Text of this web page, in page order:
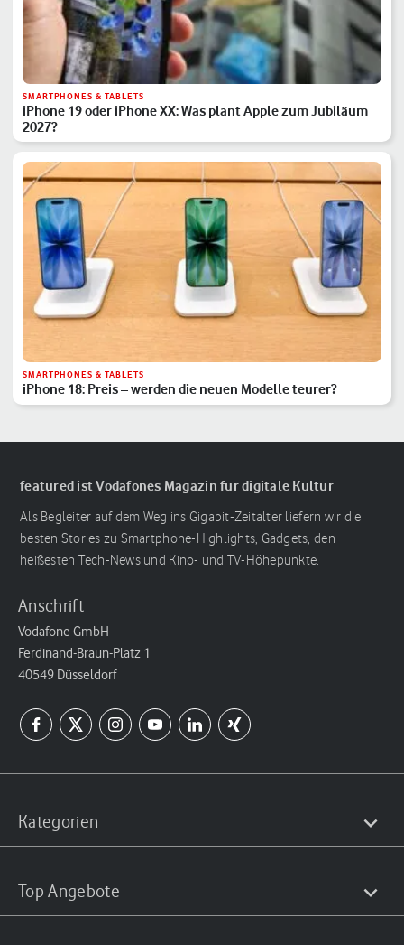
SMARTPHONES & TABLETS
iPhone 19 oder iPhone XX: Was plant Apple zum Jubiläum
2027?
SMARTPHONES & TABLETS
iPhone 18: Preis – werden die neuen Modelle teurer?
featured ist Vodafones Magazin für digitale Kultur
Als Begleiter auf dem Weg ins Gigabit-Zeitalter liefern wir die
besten Stories zu Smartphone-Highlights, Gadgets, den
heißesten Tech-News und Kino- und TV-Höhepunkte.
Anschrift
Vodafone GmbH
Ferdinand-Braun-Platz 1
40549 Düsseldorf
Kategorien
Top Angebote